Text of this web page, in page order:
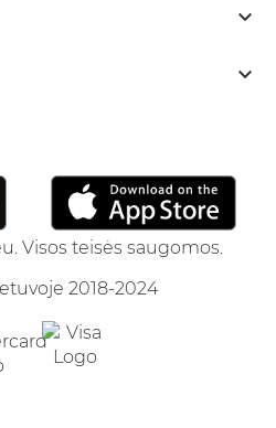


Visos teisės saugomos.
2018-2024